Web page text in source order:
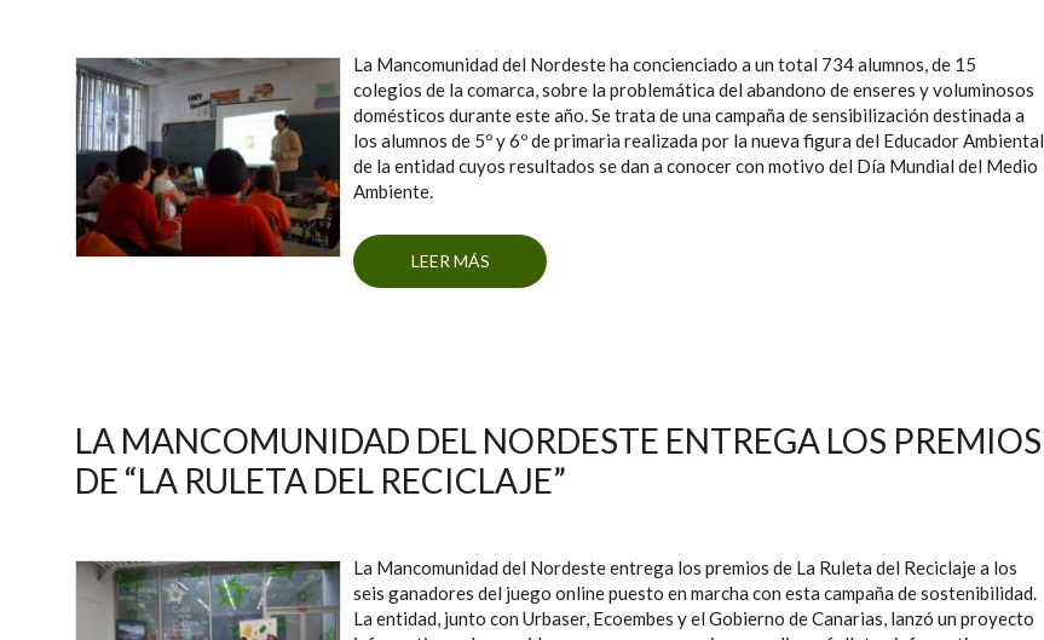
La Mancomunidad del Nordeste ha concienciado a un total 734 alumnos, de 15
colegios de la comarca, sobre la problemática del abandono de enseres y voluminosos
domésticos durante este año. Se trata de una campaña de sensibilización destinada a
los alumnos de 5º y 6º de primaria realizada por la nueva figura del Educador Ambiental
de la entidad cuyos resultados se dan a conocer con motivo del Día Mundial del Medio
Ambiente.
LEER MÁS
SOBRE LA MANCOMUNIDAD DEL NORDESTE CONCIENCIA A MÁS DE
700 ALUMNOS SOBRE LA PROBLEMÁTICA DEL ABANDONO DE
LA MANCOMUNIDAD DEL NORDESTE ENTREGA LOS PREMIOS
DE “LA RULETA DEL RECICLAJE”
La Mancomunidad del Nordeste entrega los premios de La Ruleta del Reciclaje a los
seis ganadores del juego online puesto en marcha con esta campaña de sostenibilidad.
La entidad, junto con Urbaser, Ecoembes y el Gobierno de Canarias, lanzó un proyecto